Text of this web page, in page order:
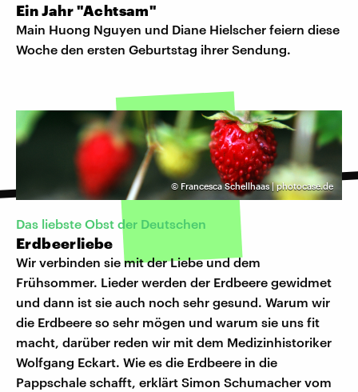
Ein Jahr "Achtsam"
Main Huong Nguyen und Diane Hielscher feiern diese
Woche den ersten Geburtstag ihrer Sendung.
© Francesca Schellhaas | photocase.de
Das liebste Obst der Deutschen
Erdbeerliebe
Wir verbinden sie mit der Liebe und dem
Frühsommer. Lieder werden der Erdbeere gewidmet
und dann ist sie auch noch sehr gesund. Warum wir
die Erdbeere so sehr mögen und warum sie uns fit
macht, darüber reden wir mit dem Medizinhistoriker
Wolfgang Eckart. Wie es die Erdbeere in die
Pappschale schafft, erklärt Simon Schumacher vom